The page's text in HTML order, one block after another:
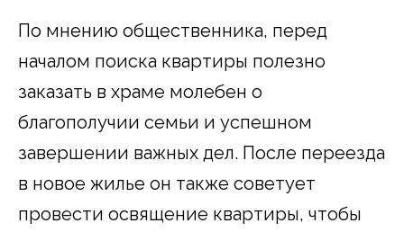
По мнению общественника, перед
началом поиска квартиры полезно
заказать в храме молебен о
благополучии семьи и успешном
завершении важных дел. После переезда
в новое жилье он также советует
провести освящение квартиры, чтобы